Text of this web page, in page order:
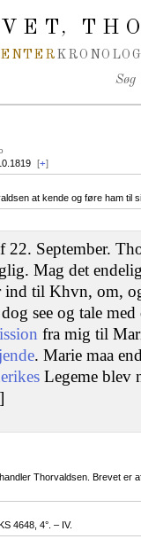
,
Søg
[+]
at kende og føre ham til
22. September.
Mag det
ind til Khvn, om,
see og tale
fra mig til
. Marie maa
Legeme blev
Thorvaldsen. Brevet er
4648 , 4°. – IV.